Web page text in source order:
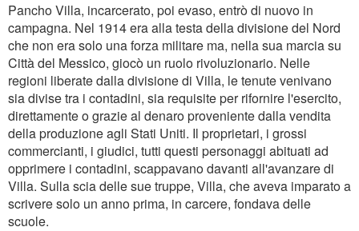
Pancho Villa, incarcerato, poi evaso, entrò di nuovo in
campagna. Nel 1914 era alla testa della divisione del Nord
che non era solo una forza militare ma, nella sua marcia su
Città del Messico, giocò un ruolo rivoluzionario. Nelle
regioni liberate dalla divisione di Villa, le tenute venivano
sia divise tra i contadini, sia requisite per rifornire l'esercito,
direttamente o grazie al denaro proveniente dalla vendita
della produzione agli Stati Uniti. Il proprietari, i grossi
commercianti, i giudici, tutti questi personaggi abituati ad
opprimere i contadini, scappavano davanti all'avanzare di
Villa. Sulla scia delle sue truppe, Villa, che aveva imparato a
scrivere solo un anno prima, in carcere, fondava delle
scuole.